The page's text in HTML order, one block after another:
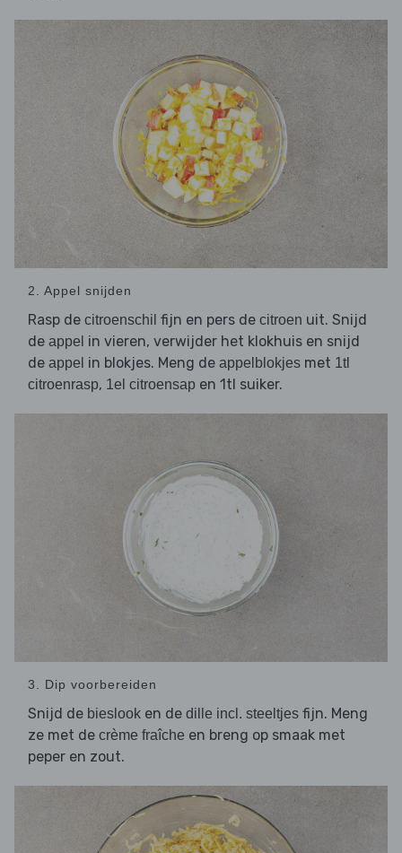
2. Appel snijden
Rasp de citroenschil fijn en pers de citroen uit. Snijd
de appel in vieren, verwijder het klokhuis en snijd
de appel in blokjes. Meng de appelblokjes met 1tl
citroenrasp, 1el citroensap en 1tl suiker.
3. Dip voorbereiden
Snijd de bieslook en de dille incl. steeltjes fijn. Meng
ze met de crème fraîche en breng op smaak met
peper en zout.